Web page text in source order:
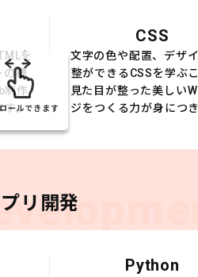
を
の構
制作
す。
CSS
文字の色や配置、デザ
整ができるCSSを学ぶ
見た目が整った美しい
ジをつくる力が身につ
ールできます
リ開発
Python